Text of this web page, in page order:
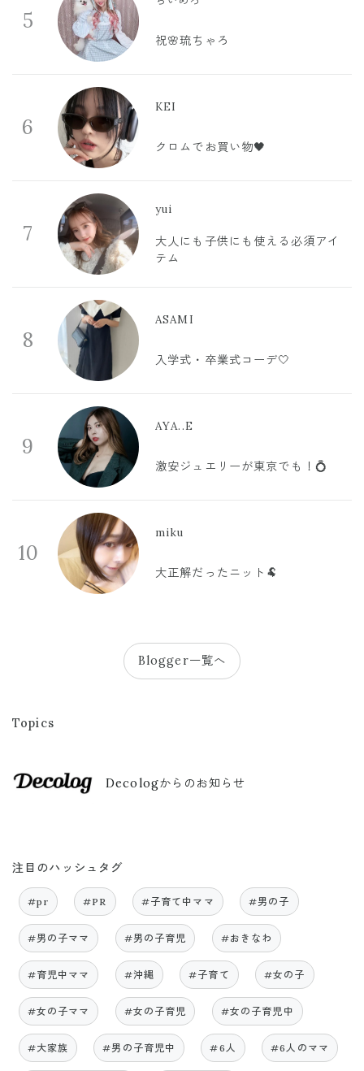
5
祝🌸琉ちゃろ
6
KEI
クロムでお買い物🖤
7
yui
大人にも子供にも使える必須アイ
テム
8
ASAMI
入学式・卒業式コーデ🤍
9
AYA..E
激安ジュエリーが東京でも！💍
10
miku
大正解だったニット🐏
Blogger一覧へ
Topics
Decologからのお知らせ
注目のハッシュタグ
#pr #PR #子育て中ママ #男の子
#男の子ママ #男の子育児 #おきなわ
#育児中ママ #沖縄 #子育て #女の子
#女の子ママ #女の子育児 #女の子育児中
#大家族 #男の子育児中 #6人 #6人のママ